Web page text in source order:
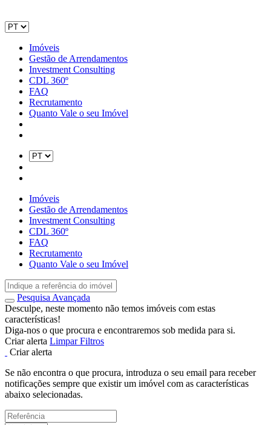
Imóveis
Gestão de Arrendamentos
Investment Consulting
CDL 360º
FAQ
Recrutamento
Quanto Vale o seu Imóvel
Imóveis
Gestão de Arrendamentos
Investment Consulting
CDL 360º
FAQ
Recrutamento
Quanto Vale o seu Imóvel
Pesquisa Avançada
Desculpe, neste momento não temos imóveis com estas
características!
Diga-nos o que procura e encontraremos sob medida para si.
Criar alerta Limpar Filtros
Criar alerta
Se não encontra o que procura, introduza o seu email para receber
notificações sempre que existir um imóvel com as características
abaixo selecionadas.